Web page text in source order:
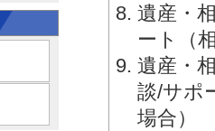
遺産・
ート（
遺産・
談/サポ
場合）